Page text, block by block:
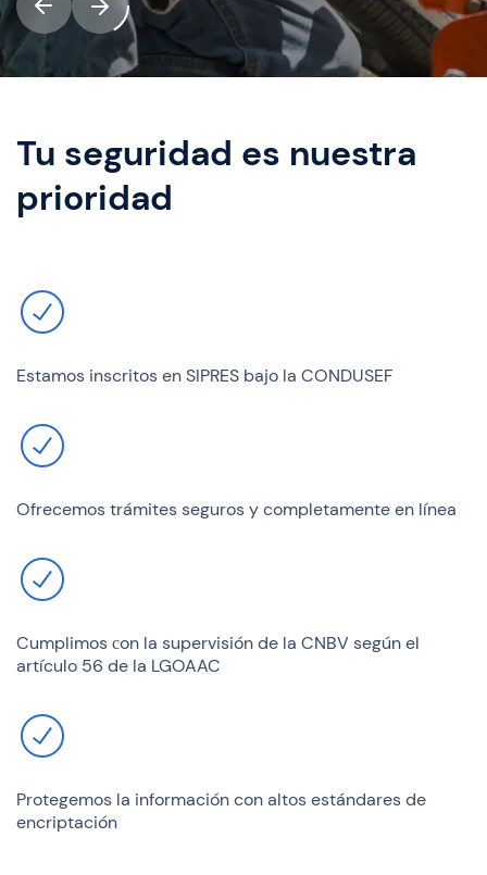
Tu seguridad es nuestra
prioridad
Estamos inscritos en SIPRES bajo la CONDUSEF
Ofrecemos trámites seguros y completamente en línea
Cumplimos сon la supervisión de la CNBV según el
artículo 56 de la LGOAAC
Protegemos la información con altos estándares de
encriptación